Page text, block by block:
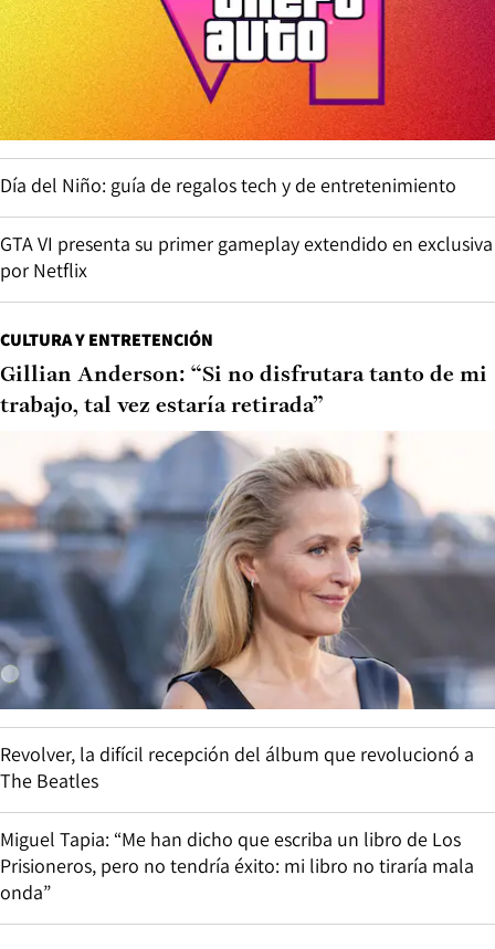
Día del Niño: guía de regalos tech y de entretenimiento
GTA VI presenta su primer gameplay extendido en exclusiva
por Netflix
CULTURA Y ENTRETENCIÓN
Gillian Anderson: “Si no disfrutara tanto de mi
trabajo, tal vez estaría retirada”
Revolver, la difícil recepción del álbum que revolucionó a
The Beatles
Miguel Tapia: “Me han dicho que escriba un libro de Los
Prisioneros, pero no tendría éxito: mi libro no tiraría mala
onda”